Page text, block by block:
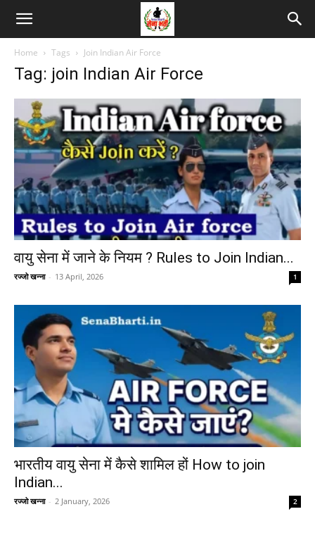
Home Tags Join Indian Air Force
Tag: join Indian Air Force
वायु सेना में जाने के नियम ? Rules to Join Indian...
रज्जो खन्ना - 13 April, 2026 1
भारतीय वायु सेना में कैसे शामिल हों How to join
Indian...
रज्जो खन्ना - 2 January, 2026 2